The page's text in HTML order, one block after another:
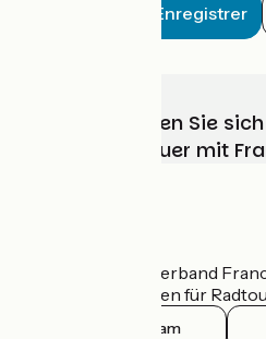
Enregistrer
Wählen, bereiten Sie
Ihr Radabenteuer mit
Der nationale Verband
offizielle Leitfaden für
Instagram